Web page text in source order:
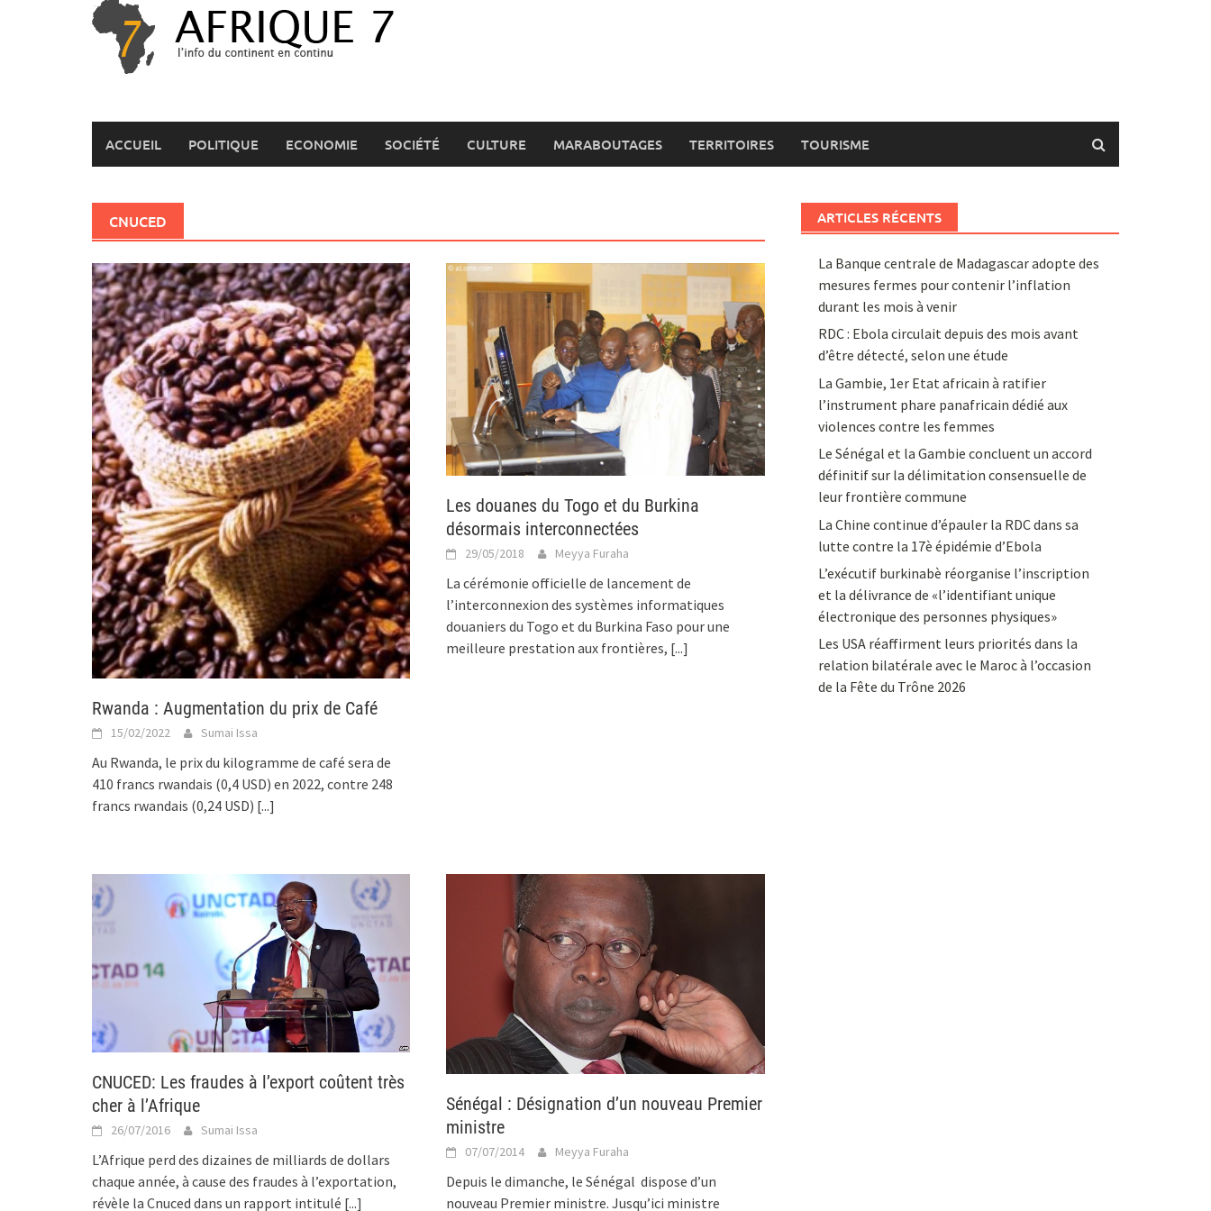
ACCUEIL POLITIQUE ECONOMIE SOCIÉTÉ CULTURE MARABOUTAGES TERRITOIRES TOURISME
CNUCED
Rwanda : Augmentation du prix de Café
15/02/2022 Sumai Issa
Au Rwanda, le prix du kilogramme de café sera de
410 francs rwandais (0,4 USD) en 2022, contre 248
francs rwandais (0,24 USD) [...]
Les douanes du Togo et du Burkina
désormais interconnectées
29/05/2018 Meyya Furaha
La cérémonie officielle de lancement de
l’interconnexion des systèmes informatiques
douaniers du Togo et du Burkina Faso pour une
meilleure prestation aux frontières, [...]
CNUCED: Les fraudes à l’export coûtent très
cher à l’Afrique
26/07/2016 Sumai Issa
L’Afrique perd des dizaines de milliards de dollars
chaque année, à cause des fraudes à l’exportation,
révèle la Cnuced dans un rapport intitulé [...]
Sénégal : Désignation d’un nouveau Premier
ministre
07/07/2014 Meyya Furaha
Depuis le dimanche, le Sénégal dispose d’un
nouveau Premier ministre. Jusqu’ici ministre
ARTICLES RÉCENTS
La Banque centrale de Madagascar adopte des
mesures fermes pour contenir l’inflation
durant les mois à venir
RDC : Ebola circulait depuis des mois avant
d’être détecté, selon une étude
La Gambie, 1er Etat africain à ratifier
l’instrument phare panafricain dédié aux
violences contre les femmes
Le Sénégal et la Gambie concluent un accord
définitif sur la délimitation consensuelle de
leur frontière commune
La Chine continue d’épauler la RDC dans sa
lutte contre la 17è épidémie d’Ebola
L’exécutif burkinabè réorganise l’inscription
et la délivrance de «l’identifiant unique
électronique des personnes physiques»
Les USA réaffirment leurs priorités dans la
relation bilatérale avec le Maroc à l’occasion
de la Fête du Trône 2026